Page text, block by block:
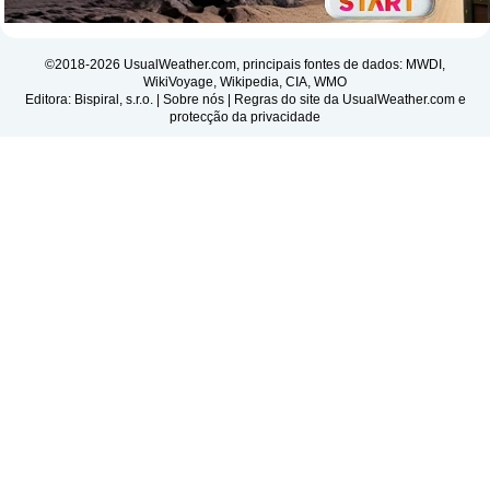
©2018-2026 UsualWeather.com, principais fontes de dados: MWDI,
WikiVoyage, Wikipedia, CIA, WMO
Editora: Bispiral, s.r.o. | Sobre nós| Regras do site da UsualWeather.com e
protecção da privacidade